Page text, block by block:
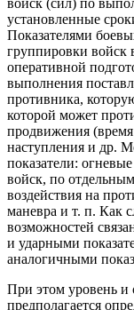
войск (сил) по
установленные
Показателями
группировки войск
оперативной
выполнения
противника,
которой может
продвижения
наступления и др.
показатели:
войск, по
воздействия на
маневра и т. п. Как
возможностей
и ударными
аналогичными
При этом уровень и
предполагается